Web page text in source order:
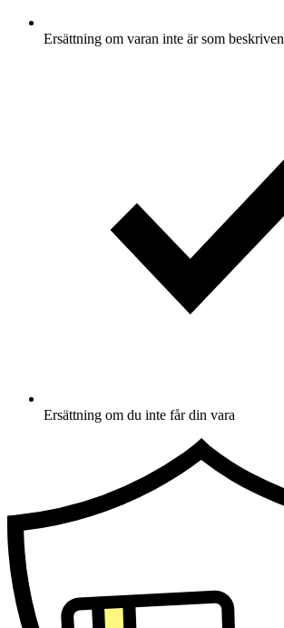
Ersättning om varan inte är som beskriven
Ersättning om du inte får din vara